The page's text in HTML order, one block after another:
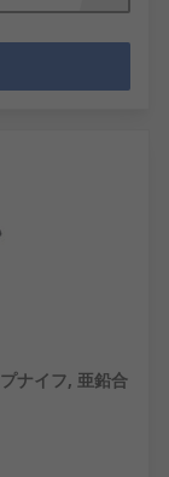
ナイフ, 亜鉛合